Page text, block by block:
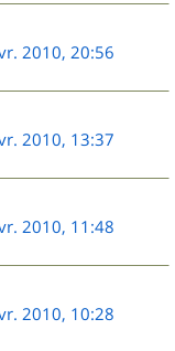
2010, 20:56
2010, 13:37
2010, 11:48
2010, 10:28